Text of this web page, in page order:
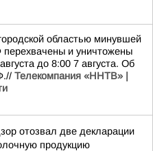
областью минувшей
и уничтожены
до 8:00 7 августа. Об
Телекомпания «ННТВ» |
отозвал две декларации
продукцию